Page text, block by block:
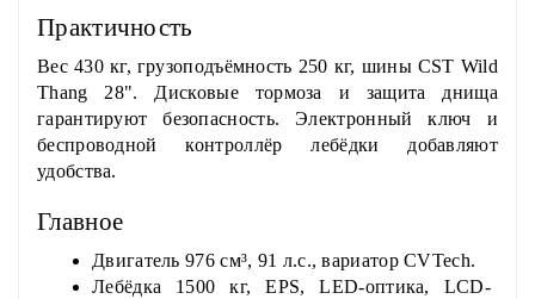
Практичность
Вес 430 кг, грузоподъёмность 250 кг, шины CST Wild
Thang 28". Дисковые тормоза и защита днища
гарантируют безопасность. Электронный ключ и
беспроводной контроллёр лебёдки добавляют
удобства.
Главное
Двигатель 976 см³, 91 л.с., вариатор CVTech.
Лебёдка 1500 кг, EPS, LED-оптика, LCD-